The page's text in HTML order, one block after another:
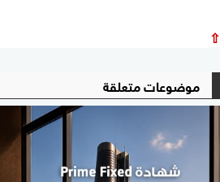
⇧
موضوعات متعلقة